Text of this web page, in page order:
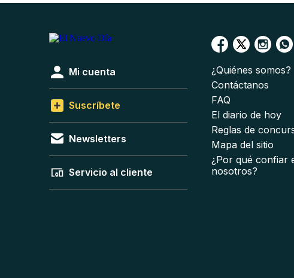
Mi cuenta
Suscríbete
Newsletters
Servicio al cliente
¿Quiénes somos?
Contáctanos
FAQ
El diario de hoy
Reglas de
Mapa del sitio
¿Por qué confiar
nosotros?